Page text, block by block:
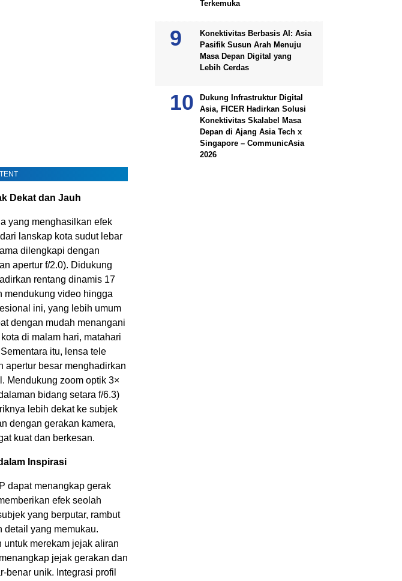
Dekat dan Jauh
yang menghasilkan efek
lanskap kota sudut lebar
dilengkapi dengan
apertur f/2.0). Didukung
rentang dinamis 17
mendukung video hingga
ini, yang lebih umum
dengan mudah menangani
di malam hari, matahari
itu, lensa tele
apertur besar menghadirkan
Mendukung zoom optik 3×
bidang setara f/6.3)
lebih dekat ke subjek
dengan gerakan kamera,
kuat dan berkesan.
Inspirasi
dapat menangkap gerak
efek seolah
yang berputar, rambut
detail yang memukau.
merekam jejak aliran
jejak gerakan dan
benar unik. Integrasi profil
Terkemuka
Konektivitas Berbasis AI: Asia
Pasifik Susun Arah Menuju
Masa Depan Digital yang
Lebih Cerdas
Dukung Infrastruktur Digital
Asia, FICER Hadirkan Solusi
Konektivitas Skalabel Masa
Depan di Ajang Asia Tech x
Singapore – CommunicAsia
2026